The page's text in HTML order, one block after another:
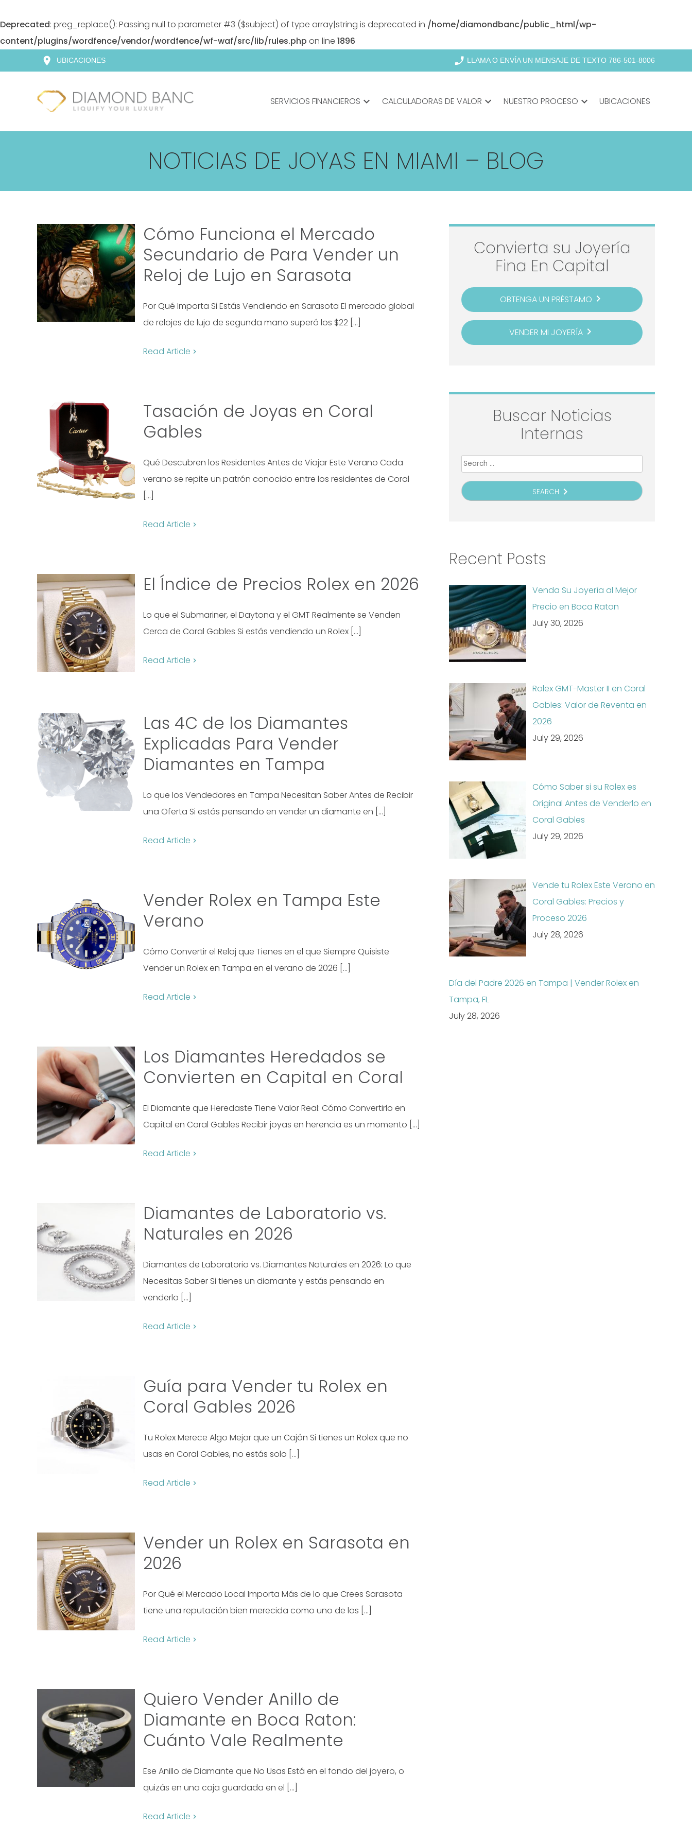
Deprecated: preg_replace(): Passing null to parameter #3 ($subject) of type array|string is deprecated in /home/diamondbanc/public_html/wp-
content/plugins/wordfence/vendor/wordfence/wf-waf/src/lib/rules.php on line 1896
to
location_on UBICACIONES phone_enabled LLAMA O ENVÍA UN MENSAJE DE TEXTO 786-501-8006
SERVICIOS FINANCIEROS expand_more CALCULADORAS DE VALOR expand_more NUESTRO PROCESO expand_more UBICACIONES
NOTICIAS DE JOYAS EN MIAMI – BLOG
Cómo Funciona el Mercado
Secundario de Para Vender un
Reloj de Lujo en Sarasota
Por Qué Importa Si Estás Vendiendo en Sarasota El mercado global
de relojes de lujo de segunda mano superó los $22 […]
Read Article
Tasación de Joyas en Coral
Gables
Qué Descubren los Residentes Antes de Viajar Este Verano Cada
verano se repite un patrón conocido entre los residentes de Coral
[…]
Read Article
El Índice de Precios Rolex en 2026
Lo que el Submariner, el Daytona y el GMT Realmente se Venden
Cerca de Coral Gables Si estás vendiendo un Rolex […]
Read Article
Las 4C de los Diamantes
Explicadas Para Vender
Diamantes en Tampa
Lo que los Vendedores en Tampa Necesitan Saber Antes de Recibir
una Oferta Si estás pensando en vender un diamante en […]
Read Article
Vender Rolex en Tampa Este
Verano
Cómo Convertir el Reloj que Tienes en el que Siempre Quisiste
Vender un Rolex en Tampa en el verano de 2026 […]
Read Article
Los Diamantes Heredados se
Convierten en Capital en Coral
El Diamante que Heredaste Tiene Valor Real: Cómo Convertirlo en
Capital en Coral Gables Recibir joyas en herencia es un momento […]
Read Article
Diamantes de Laboratorio vs.
Naturales en 2026
Diamantes de Laboratorio vs. Diamantes Naturales en 2026: Lo que
Necesitas Saber Si tienes un diamante y estás pensando en
venderlo […]
Read Article
Guía para Vender tu Rolex en
Coral Gables 2026
Tu Rolex Merece Algo Mejor que un Cajón Si tienes un Rolex que no
usas en Coral Gables, no estás solo […]
Read Article
Vender un Rolex en Sarasota en
2026
Por Qué el Mercado Local Importa Más de lo que Crees Sarasota
tiene una reputación bien merecida como uno de los […]
Read Article
Quiero Vender Anillo de
Diamante en Boca Raton:
Cuánto Vale Realmente
Ese Anillo de Diamante que No Usas Está en el fondo del joyero, o
quizás en una caja guardada en el […]
Read Article
Convierta su Joyería
Fina En Capital
OBTENGA UN PRÉSTAMO navigate_next
VENDER MI JOYERÍAnavigate_next
Buscar Noticias
Internas
Search
for:
SEARCH navigate_next
Recent Posts
Venda Su Joyería al Mejor
Precio en Boca Raton
July 30, 2026
Rolex GMT-Master II en Coral
Gables: Valor de Reventa en
2026
July 29, 2026
Cómo Saber si su Rolex es
Original Antes de Venderlo en
Coral Gables
July 29, 2026
Vende tu Rolex Este Verano en
Coral Gables: Precios y
Proceso 2026
July 28, 2026
Día del Padre 2026 en Tampa | Vender Rolex en
Tampa, FL
July 28, 2026